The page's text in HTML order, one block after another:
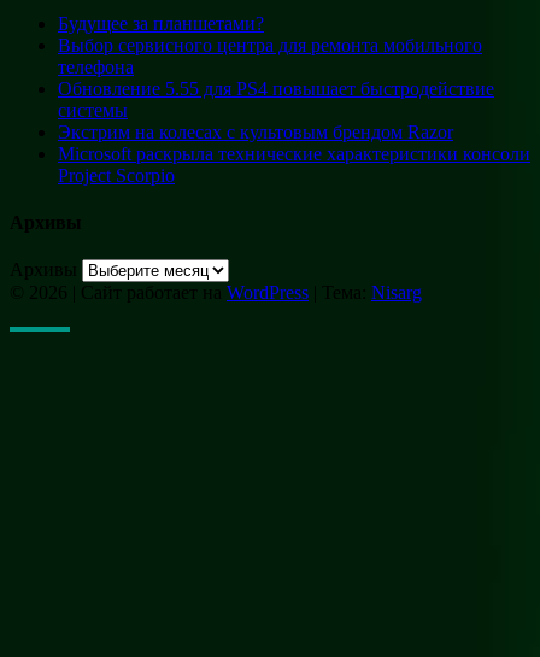
Будущее за планшетами?
Выбор сервисного центра для ремонта мобильного
телефона
Обновление 5.55 для PS4 повышает быстродействие
системы
Экстрим на колесах с культовым брендом Razor
Microsoft раскрыла технические характеристики консоли
Project Scorpio
Архивы
Архивы
© 2026
Сайт работает на WordPress Тема: Nisarg